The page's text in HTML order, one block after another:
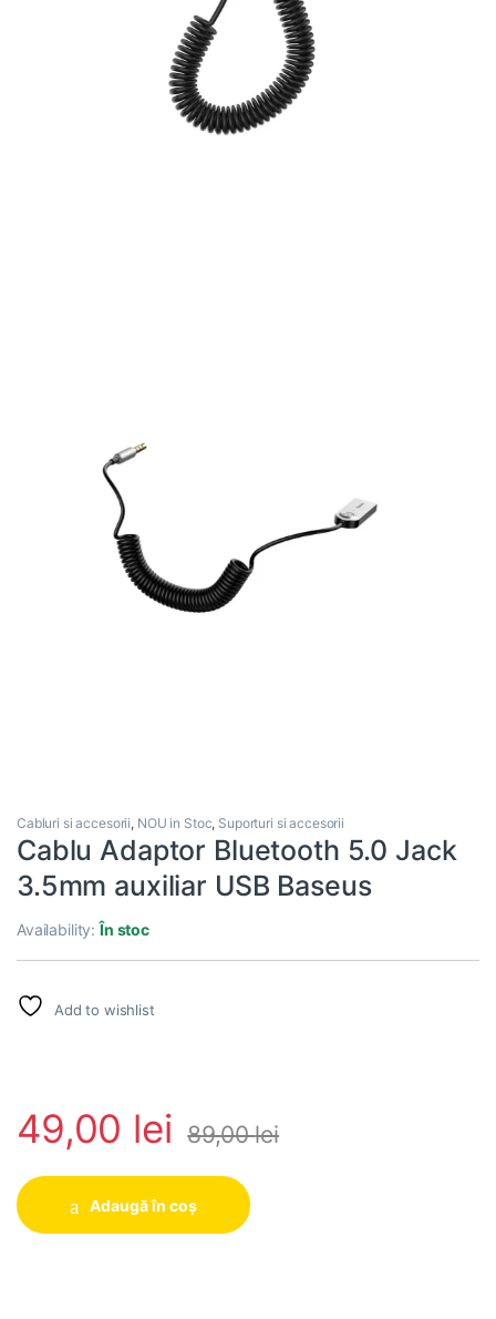
Cabluri si accesorii, NOU in Stoc, Suporturi si accesorii
Cablu Adaptor Bluetooth 5.0 Jack
3.5mm auxiliar USB Baseus
Availability:În stoc
Add to wishlist
49,00 lei 89,00lei
Adaugă în coș